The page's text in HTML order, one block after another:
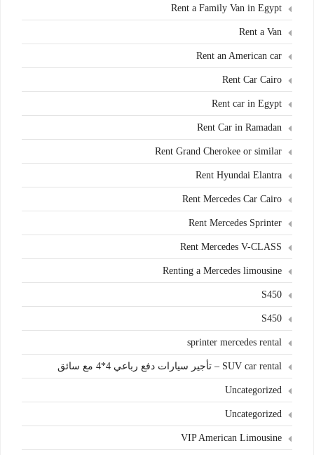
Rent a Family Van in Egypt
Rent a Van
Rent an American car
Rent Car Cairo
Rent car in Egypt
Rent Car in Ramadan
Rent Grand Cherokee or similar
Rent Hyundai Elantra
Rent Mercedes Car Cairo
Rent Mercedes Sprinter
Rent Mercedes V-CLASS
Renting a Mercedes limousine
S450
S450
sprinter mercedes rental
SUV car rental – تأجير سيارات دفع رباعي 4*4 مع سائق
Uncategorized
Uncategorized
VIP American Limousine